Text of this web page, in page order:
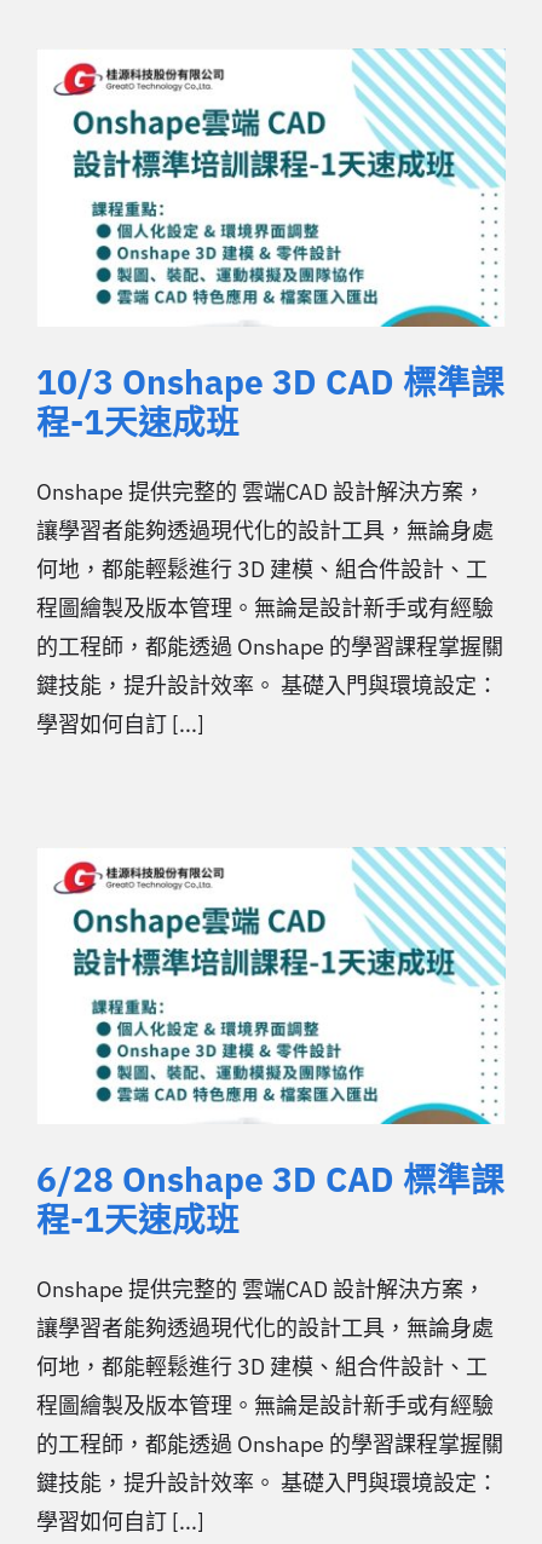
10/3 Onshape 3D CAD 標準課
程-1天速成班
Onshape 提供完整的 雲端CAD 設計解決方案，
讓學習者能夠透過現代化的設計工具，無論身處
何地，都能輕鬆進行 3D 建模、組合件設計、工
程圖繪製及版本管理。無論是設計新手或有經驗
的工程師，都能透過 Onshape 的學習課程掌握關
鍵技能，提升設計效率。 基礎入門與環境設定：
學習如何自訂 [...]
6/28 Onshape 3D CAD 標準課
程-1天速成班
Onshape 提供完整的 雲端CAD 設計解決方案，
讓學習者能夠透過現代化的設計工具，無論身處
何地，都能輕鬆進行 3D 建模、組合件設計、工
程圖繪製及版本管理。無論是設計新手或有經驗
的工程師，都能透過 Onshape 的學習課程掌握關
鍵技能，提升設計效率。 基礎入門與環境設定：
學習如何自訂 [...]